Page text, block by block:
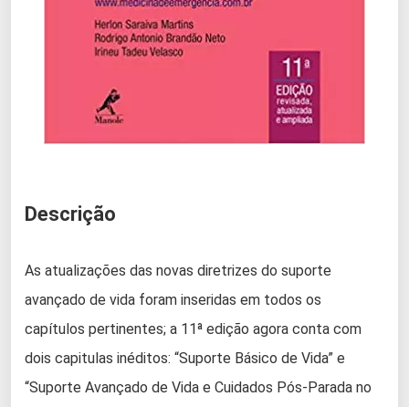
Descrição
As atualizações das novas diretrizes do suporte
avançado de vida foram inseridas em todos os
capítulos pertinentes; a 11ª edição agora conta com
dois capitulas inéditos: “Suporte Básico de Vida” e
“Suporte Avançado de Vida e Cuidados Pós-Parada no